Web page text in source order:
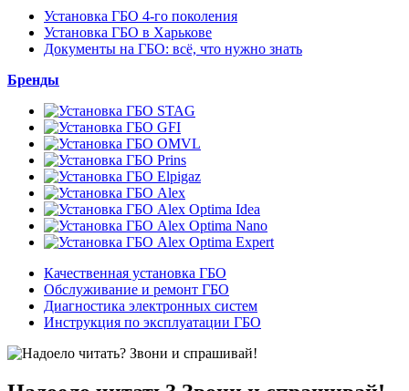
Установка ГБО 4-го поколения
Установка ГБО в Харькове
Документы на ГБО: всё, что нужно знать
Бренды
Качественная установка ГБО
Обслуживание и ремонт ГБО
Диагностика электронных систем
Инструкция по эксплуатации ГБО